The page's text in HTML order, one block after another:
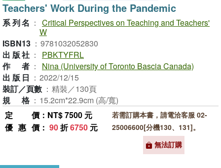
Teachers' Work During the Pandemic
系列名 ： Critical Perspectives on Teaching and Teachers'
W
ISBN13 ： 9781032052830
出版社 ：
PBKTYFRL
作者 ：
Nina (University of Toronto Bascia Canada)
出版日 ： 2022/12/15
裝訂／頁數 ： 精裝／130頁
規格 ： 15.2cm*22.9cm (高/寬)
定價 ：NT$ 7500 元
優惠價 ： 90折6750 元
若需訂購本書，請電洽客服 02-
25006600[分機130、131]。
無法訂購